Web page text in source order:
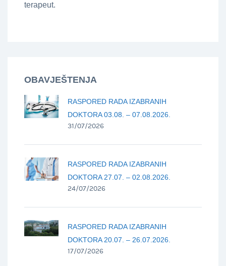
terapeut.
OBAVJEŠTENJA
RASPORED RADA IZABRANIH
DOKTORA 03.08. – 07.08.2026.
31/07/2026
RASPORED RADA IZABRANIH
DOKTORA 27.07. – 02.08.2026.
24/07/2026
RASPORED RADA IZABRANIH
DOKTORA 20.07. – 26.07.2026.
17/07/2026